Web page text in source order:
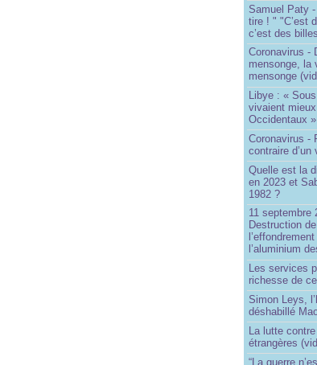
Samuel Paty
tire ! " "C’est
c’est des
Coronavirus -
mensonge, la
mensonge
Libye : «
vivaient
Occidentaux
Coronavirus -
contraire d’un
Quelle est la
en 2023 et
1982 ?
11 septembre
Destruction
l’aluminium
Les services
richesse de
Simon Leys,
déshabillé
La lutte
étrangères
“La guerre